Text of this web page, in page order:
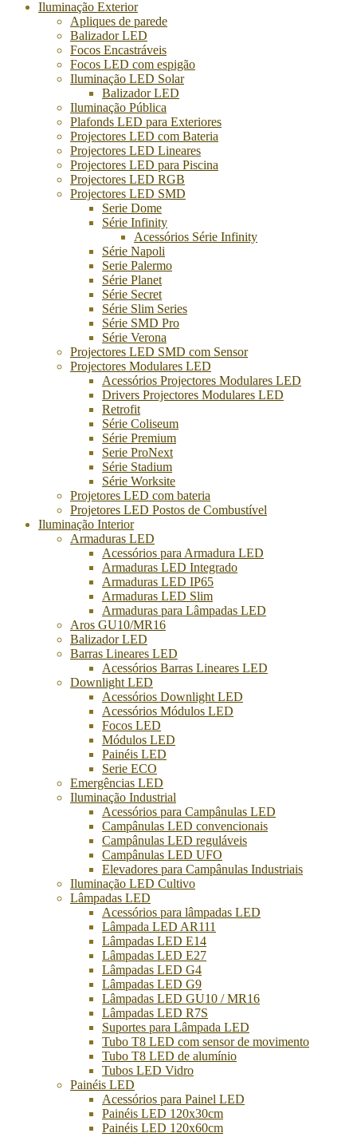
Iluminação Exterior
Apliques de parede
Balizador LED
Focos Encastráveis
Focos LED com espigão
Iluminação LED Solar
Balizador LED
Iluminação Pública
Plafonds LED para Exteriores
Projectores LED com Bateria
Projectores LED Lineares
Projectores LED para Piscina
Projectores LED RGB
Projectores LED SMD
Serie Dome
Série Infinity
Acessórios Série Infinity
Série Napoli
Serie Palermo
Série Planet
Série Secret
Série Slim Series
Série SMD Pro
Série Verona
Projectores LED SMD com Sensor
Projectores Modulares LED
Acessórios Projectores Modulares LED
Drivers Projectores Modulares LED
Retrofit
Série Coliseum
Série Premium
Serie ProNext
Série Stadium
Série Worksite
Projetores LED com bateria
Projetores LED Postos de Combustível
Iluminação Interior
Armaduras LED
Acessórios para Armadura LED
Armaduras LED Integrado
Armaduras LED IP65
Armaduras LED Slim
Armaduras para Lâmpadas LED
Aros GU10/MR16
Balizador LED
Barras Lineares LED
Acessórios Barras Lineares LED
Downlight LED
Acessórios Downlight LED
Acessórios Módulos LED
Focos LED
Módulos LED
Painéis LED
Serie ECO
Emergências LED
Iluminação Industrial
Acessórios para Campânulas LED
Campânulas LED convencionais
Campânulas LED reguláveis
Campânulas LED UFO
Elevadores para Campânulas Industriais
Iluminação LED Cultivo
Lâmpadas LED
Acessórios para lâmpadas LED
Lâmpada LED AR111
Lâmpadas LED E14
Lâmpadas LED E27
Lâmpadas LED G4
Lâmpadas LED G9
Lâmpadas LED GU10 / MR16
Lâmpadas LED R7S
Suportes para Lâmpada LED
Tubo T8 LED com sensor de movimento
Tubo T8 LED de alumínio
Tubos LED Vidro
Painéis LED
Acessórios para Painel LED
Painéis LED 120x30cm
Painéis LED 120x60cm